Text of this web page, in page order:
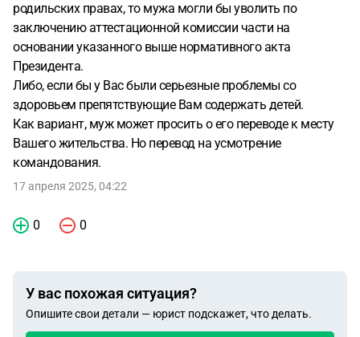
родильских правах, то мужа могли бы уволить по
заключению аттестационной комиссии части на
основании указанного выше нормативного акта
Президента.
Либо, если бы у Вас были серьезные проблемы со
здоровьем препятствующие Вам содержать детей.
Как вариант, муж может просить о его переводе к месту
Вашего жительства. Но перевод на усмотрение
командования.
17 апреля 2025, 04:22
0 0
У вас похожая ситуация?
Опишите свои детали — юрист подскажет, что делать.